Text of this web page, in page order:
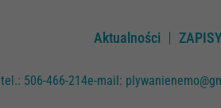
Aktualności ZAPISY
tel.: 506-466-214e-mail: